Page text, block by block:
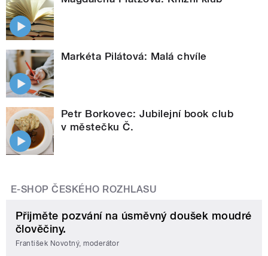
Markéta Pilátová: Malá chvíle
Petr Borkovec: Jubilejní book club
v městečku Č.
E-SHOP ČESKÉHO ROZHLASU
Přijměte pozvání na úsměvný doušek moudré
člověčiny.
František Novotný, moderátor